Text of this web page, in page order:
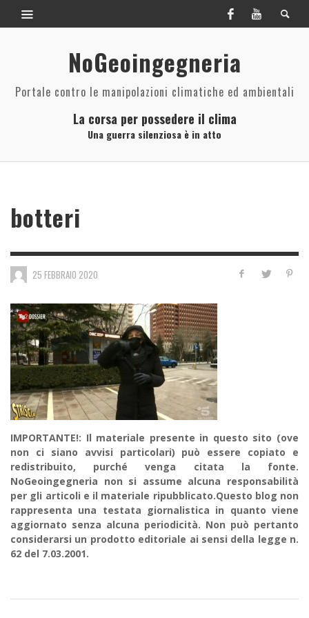
NoGeoingegneria
Portale contro le manipolazioni climatiche ed ambientali
La corsa per possedere il clima
Una guerra silenziosa è in atto
botteri
25 FEBBRAIO 2020
IMPORTANTE!: Il materiale presente in questo sito (ove
non ci siano avvisi particolari) può essere copiato e
redistribuito, purché venga citata la fonte.
NoGeoingegneria non si assume alcuna responsabilità
per gli articoli e il materiale ripubblicato.Questo blog non
rappresenta una testata giornalistica in quanto viene
aggiornato senza alcuna periodicità. Non può pertanto
considerarsi un prodotto editoriale ai sensi della legge n.
62 del 7.03.2001.